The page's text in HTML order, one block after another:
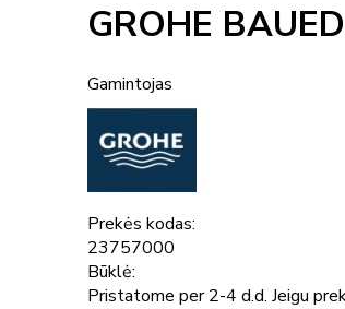
GROHE
Gamintojas
Prekės kodas:
23757000
Būklė:
Pristatome per 2-4 d.d. Jeigu